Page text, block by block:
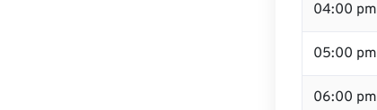
04:00
05:00
06:00